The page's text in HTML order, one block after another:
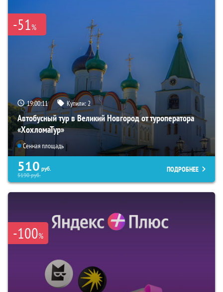
-51%
19:00:10 Купили:2
Автобусный тур в Великий Новгород от туроператора
«ХохломаТур»
Сенная площадь
510 руб.
5190руб.
ПОДРОБНЕЕ
-100%